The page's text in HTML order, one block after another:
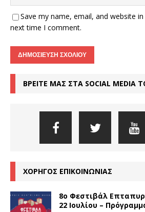
Save my name, email, and website
next time I comment.
ΒΡΕΙΤΕ ΜΑΣ ΣΤΑ SOCIAL MEDIA
ΧΟΡΗΓΟΣ ΕΠΙΚΟΙΝΩΝΙΑΣ
8o Φεστιβάλ
22 Ιουλίου –